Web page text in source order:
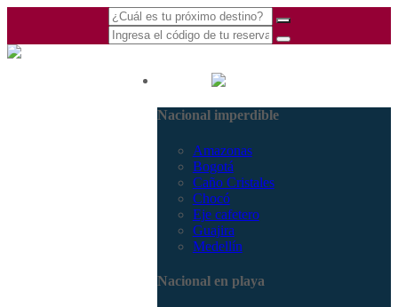
Nacional imperdible
Amazonas
Bogotá
Caño Cristales
Chocó
Eje cafetero
Guajira
Medellín
Nacional en playa